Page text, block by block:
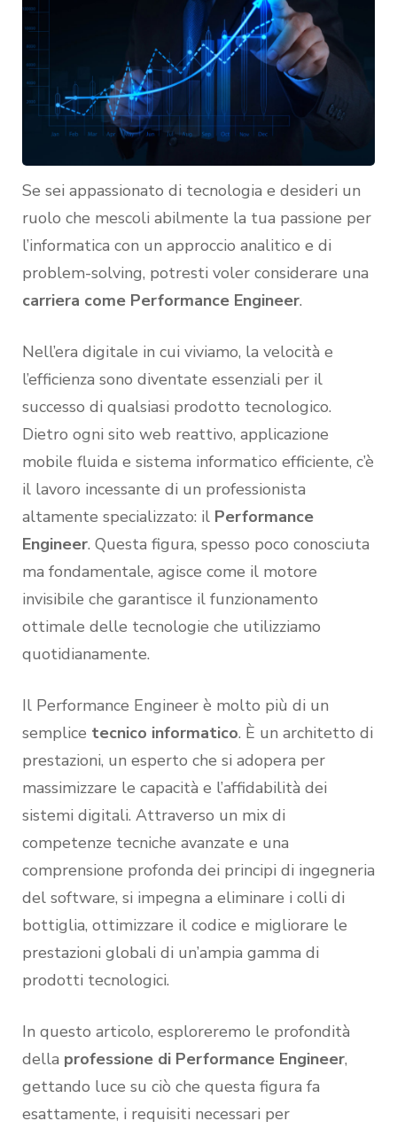
Se sei appassionato di tecnologia e desideri un
ruolo che mescoli abilmente la tua passione per
l’informatica con un approccio analitico e di
problem-solving, potresti voler considerare una
carriera come Performance Engineer.
Nell’era digitale in cui viviamo, la velocità e
l’efficienza sono diventate essenziali per il
successo di qualsiasi prodotto tecnologico.
Dietro ogni sito web reattivo, applicazione
mobile fluida e sistema informatico efficiente, c’è
il lavoro incessante di un professionista
altamente specializzato: il Performance
Engineer. Questa figura, spesso poco conosciuta
ma fondamentale, agisce come il motore
invisibile che garantisce il funzionamento
ottimale delle tecnologie che utilizziamo
quotidianamente.
Il Performance Engineer è molto più di un
semplice tecnico informatico. È un architetto di
prestazioni, un esperto che si adopera per
massimizzare le capacità e l’affidabilità dei
sistemi digitali. Attraverso un mix di
competenze tecniche avanzate e una
comprensione profonda dei principi di ingegneria
del software, si impegna a eliminare i colli di
bottiglia, ottimizzare il codice e migliorare le
prestazioni globali di un’ampia gamma di
prodotti tecnologici.
In questo articolo, esploreremo le profondità
della professione di Performance Engineer,
gettando luce su ciò che questa figura fa
esattamente, i requisiti necessari per